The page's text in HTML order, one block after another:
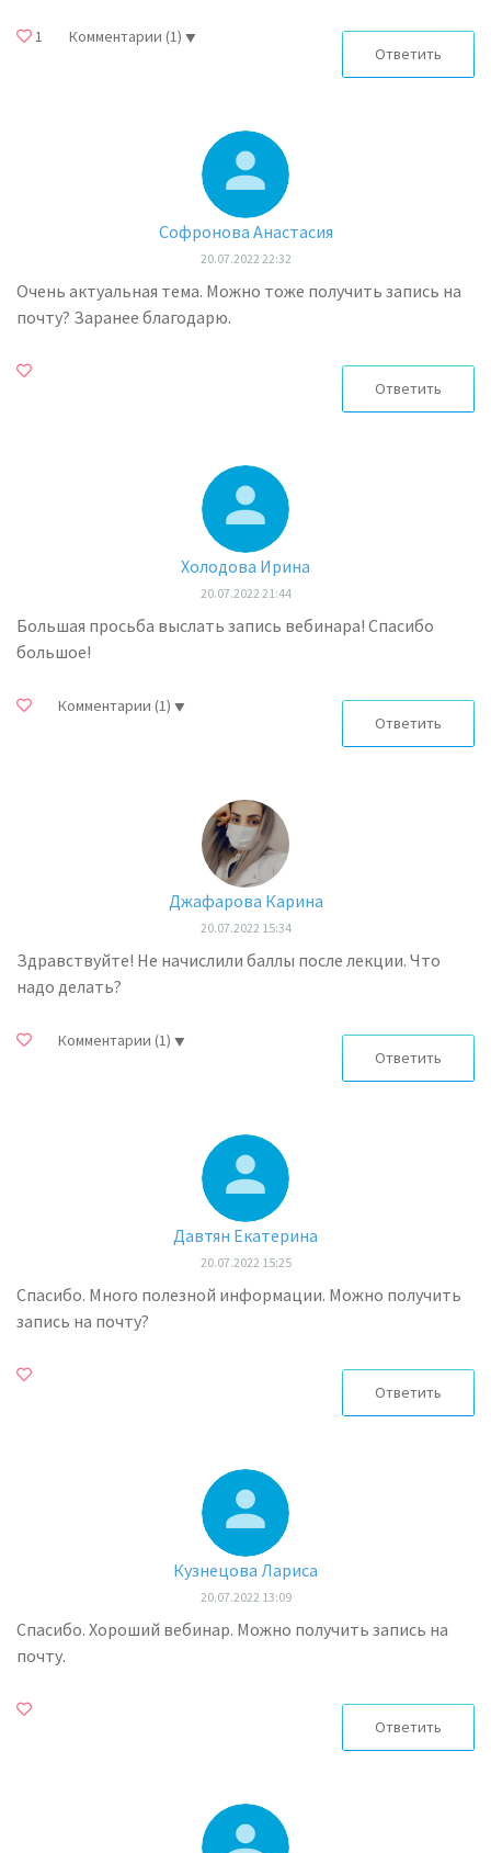
1 Комментарии (1)
Ответить
Софронова Анастасия
20.07.2022 22:32
Очень актуальная тема. Можно тоже получить запись на
почту? Заранее благодарю.
Ответить
Холодова Ирина
20.07.2022 21:44
Большая просьба выслать запись вебинара! Спасибо
большое!
Комментарии (1)
Ответить
Джафарова Карина
20.07.2022 15:34
Здравствуйте! Не начислили баллы после лекции. Что
надо делать?
Комментарии (1)
Ответить
Давтян Екатерина
20.07.2022 15:25
Спасибо. Много полезной информации. Можно получить
запись на почту?
Ответить
Кузнецова Лариса
20.07.2022 13:09
Спасибо. Хороший вебинар. Можно получить запись на
почту.
Ответить